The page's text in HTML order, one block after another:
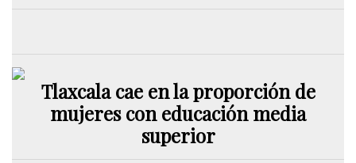
Tlaxcala cae en la proporción de
mujeres con educación media
superior